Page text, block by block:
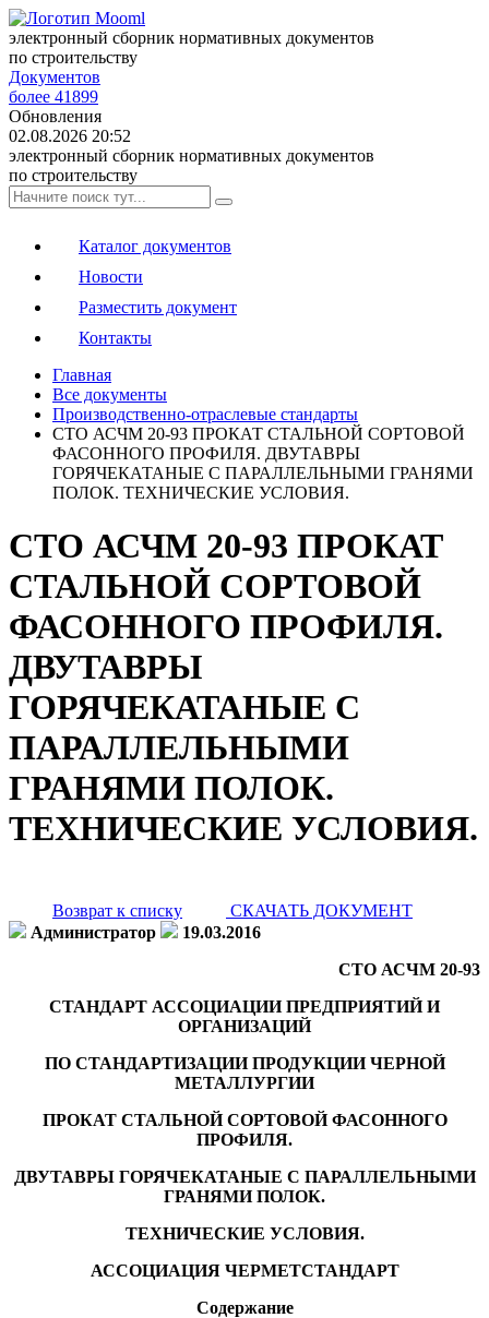
электронный сборник нормативных документов
по строительству
Документов
более 41899
Обновления
02.08.2026 20:52
электронный сборник нормативных документов
по строительству
Каталог документов
Новости
Разместить документ
Контакты
Главная
Все документы
Производственно-отраслевые стандарты
СТО АСЧМ 20-93 ПРОКАТ СТАЛЬНОЙ СОРТОВОЙ
ФАСОННОГО ПРОФИЛЯ. ДВУТАВРЫ
ГОРЯЧЕКАТАНЫЕ С ПАРАЛЛЕЛЬНЫМИ ГРАНЯМИ
ПОЛОК. ТЕХНИЧЕСКИЕ УСЛОВИЯ.
СТО АСЧМ 20-93 ПРОКАТ
СТАЛЬНОЙ СОРТОВОЙ
ФАСОННОГО ПРОФИЛЯ.
ДВУТАВРЫ
ГОРЯЧЕКАТАНЫЕ С
ПАРАЛЛЕЛЬНЫМИ
ГРАНЯМИ ПОЛОК.
ТЕХНИЧЕСКИЕ УСЛОВИЯ.
Возврат к списку
СКАЧАТЬ ДОКУМЕНТ
Администратор
19.03.2016
СТО АСЧМ 20-93
СТАНДАРТ АССОЦИАЦИИ ПРЕДПРИЯТИЙ И
ОРГАНИЗАЦИЙ
ПО СТАНДАРТИЗАЦИИ ПРОДУКЦИИ ЧЕРНОЙ
МЕТАЛЛУРГИИ
ПРОКАТ СТАЛЬНОЙ СОРТОВОЙ ФАСОННОГО
ПРОФИЛЯ.
ДВУТАВРЫ ГОРЯЧЕКАТАНЫЕ С ПАРАЛЛЕЛЬНЫМИ
ГРАНЯМИ ПОЛОК.
ТЕХНИЧЕСКИЕ УСЛОВИЯ.
АССОЦИАЦИЯ ЧЕРМЕТСТАНДАРТ
Содержание